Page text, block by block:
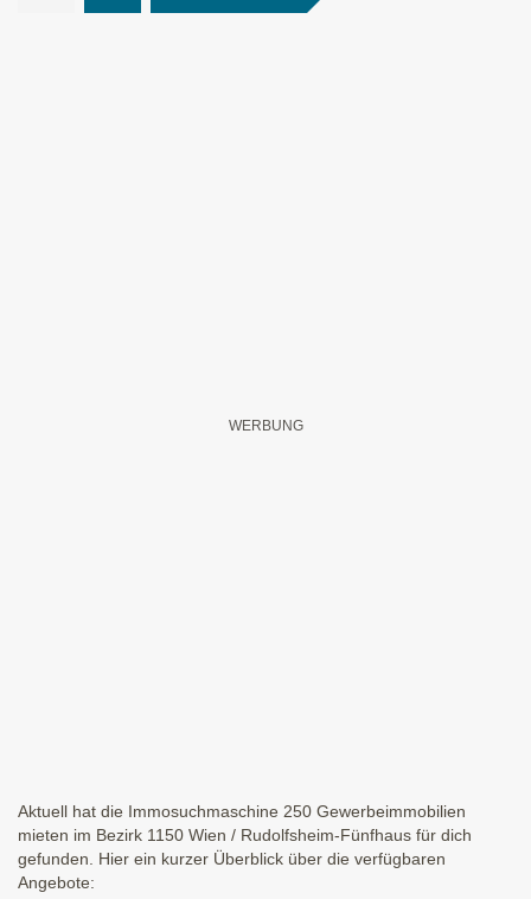
Aktuell hat die Immosuchmaschine 250 Gewerbeimmobilien
mieten im Bezirk 1150 Wien / Rudolfsheim-Fünfhaus für dich
gefunden. Hier ein kurzer Überblick über die verfügbaren
Angebote: